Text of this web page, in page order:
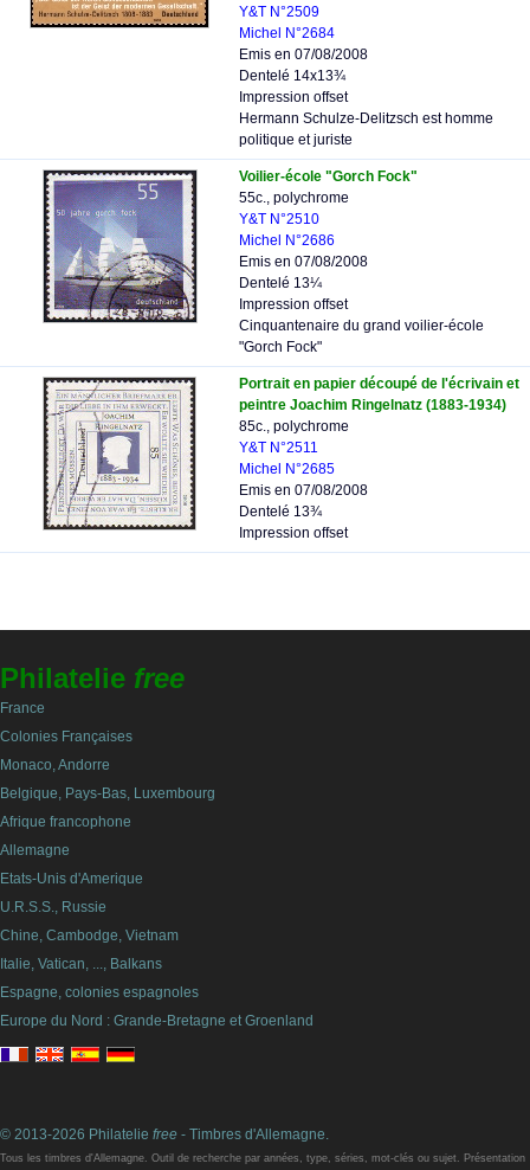
Y&T N°2509
Michel N°2684
Emis en 07/08/2008
Dentelé 14x13¾
Impression offset
Hermann Schulze-Delitzsch est homme
politique et juriste
Voilier-école "Gorch Fock"
55c., polychrome
Y&T N°2510
Michel N°2686
Emis en 07/08/2008
Dentelé 13¼
Impression offset
Cinquantenaire du grand voilier-école
"Gorch Fock"
Portrait en papier découpé de l'écrivain et
peintre Joachim Ringelnatz (1883-1934)
85c., polychrome
Y&T N°2511
Michel N°2685
Emis en 07/08/2008
Dentelé 13¾
Impression offset
Philatelie free
France
Colonies Françaises
Monaco, Andorre
Belgique, Pays-Bas, Luxembourg
Afrique francophone
Allemagne
Etats-Unis d'Amerique
U.R.S.S., Russie
Chine, Cambodge, Vietnam
Italie, Vatican, ..., Balkans
Espagne, colonies espagnoles
Europe du Nord : Grande-Bretagne et Groenland
© 2013-2026 Philatelie free - Timbres d'Allemagne.
Tous les timbres d'Allemagne. Outil de recherche par années, type, séries, mot-clés ou sujet. Présentation